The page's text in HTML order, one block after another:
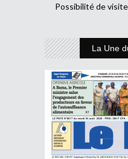
Possibilité de
La Une